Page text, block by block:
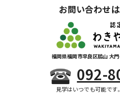
お問い合わせ
福岡県福岡市早良区脇山 大
092-
見学はいつでも可能です